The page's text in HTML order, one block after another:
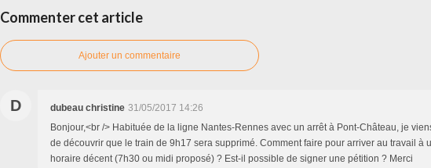
Commenter cet article
Ajouter un commentaire
D dubeau christine 31/05/2017 14:26
Bonjour,<br /> Habituée de la ligne Nantes-Rennes avec un arrêt à Pont-Château, je
de découvrir que le train de 9h17 sera supprimé. Comment faire pour arriver au travail à
horaire décent (7h30 ou midi proposé) ? Est-il possible de signer une pétition ? Merci